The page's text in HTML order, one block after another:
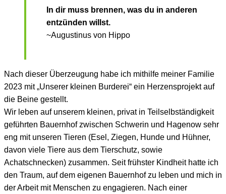
In dir muss brennen, was du in anderen
entzünden willst.
~Augustinus von Hippo
Nach dieser Überzeugung habe ich mithilfe meiner Familie
2023 mit „Unserer kleinen Burderei“ ein Herzensprojekt auf
die Beine gestellt.
Wir leben auf unserem kleinen, privat in Teilselbständigkeit
geführten Bauernhof zwischen Schwerin und Hagenow sehr
eng mit unseren Tieren (Esel, Ziegen, Hunde und Hühner,
davon viele Tiere aus dem Tierschutz, sowie
Achatschnecken) zusammen. Seit frühster Kindheit hatte ich
den Traum, auf dem eigenen Bauernhof zu leben und mich in
der Arbeit mit Menschen zu engagieren. Nach einer